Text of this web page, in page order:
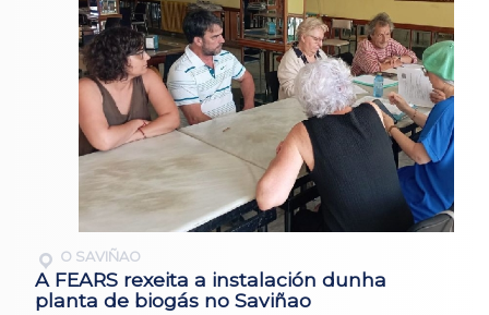
O SAVIÑAO
A FEARS rexeita a instalación dunha
planta de biogás no Saviñao